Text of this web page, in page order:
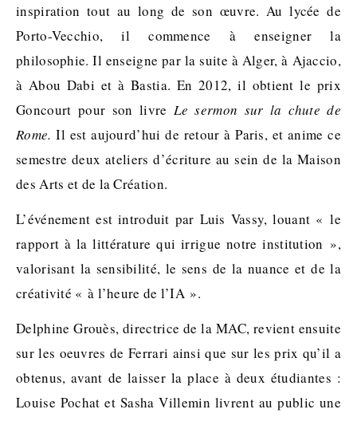
inspiration tout au long de son œuvre. Au lycée de
Porto-Vecchio, il commence à enseigner la
philosophie. Il enseigne par la suite à Alger, à Ajaccio,
à Abou Dabi et à Bastia. En 2012, il obtient le prix
Goncourt pour son livreLe sermon sur la chute de
Rome.Il est aujourd’hui de retour à Paris, et anime ce
semestre deux ateliers d’écriture au sein de la Maison
des Arts et de la Création.
L’événement est introduit par Luis Vassy, louant « le
rapport à la littérature qui irrigue notre institution »,
valorisant la sensibilité, le sens de la nuance et de la
créativité « à l’heure de l’IA ».
Delphine Grouès, directrice de la MAC, revient ensuite
sur les oeuvres de Ferrari ainsi que sur les prix qu’il a
obtenus, avant de laisser la place à deux étudiantes :
Louise Pochat et Sasha Villemin livrent au public une